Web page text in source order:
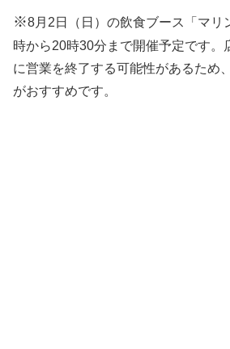
※8月2日（日）の飲食ブース「マリ
時から20時30分まで開催予定です。
に営業を終了する可能性があるため
がおすすめです。